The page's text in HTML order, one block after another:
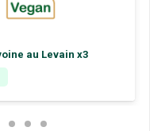
au Levain x3